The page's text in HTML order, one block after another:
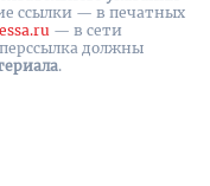
ссылки — в печатных
— в сети
должны
.